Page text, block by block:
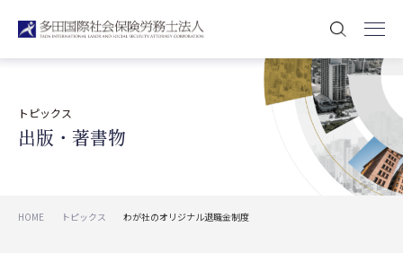
トピックス
出版・著書物
HOME トピックス わが社のオリジナル退職金制度